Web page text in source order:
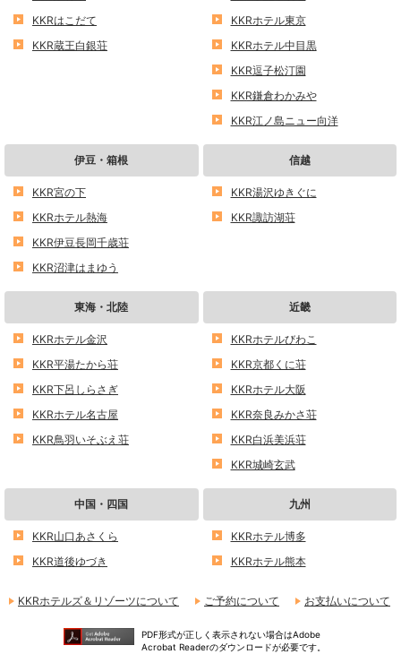
KKRはこだて
KKR蔵王白銀荘
KKRホテル東京
KKRホテル中目黒
KKR逗子松汀園
KKR鎌倉わかみや
KKR江ノ島ニュー向洋
伊豆・箱根
KKR宮の下
KKRホテル熱海
KKR伊豆長岡千歳荘
KKR沼津はまゆう
信越
KKR湯沢ゆきぐに
KKR諏訪湖荘
東海・北陸
KKRホテル金沢
KKR平湯たから荘
KKR下呂しらさぎ
KKRホテル名古屋
KKR鳥羽いそぶえ荘
近畿
KKRホテルびわこ
KKR京都くに荘
KKRホテル大阪
KKR奈良みかさ荘
KKR白浜美浜荘
KKR城崎玄武
中国・四国
KKR山口あさくら
KKR道後ゆづき
九州
KKRホテル博多
KKRホテル熊本
KKRホテルズ＆リゾーツについて ご予約について お支払いについて
PDF形式が正しく表示されない場合はAdobe
Acrobat Readerのダウンロードが必要です。